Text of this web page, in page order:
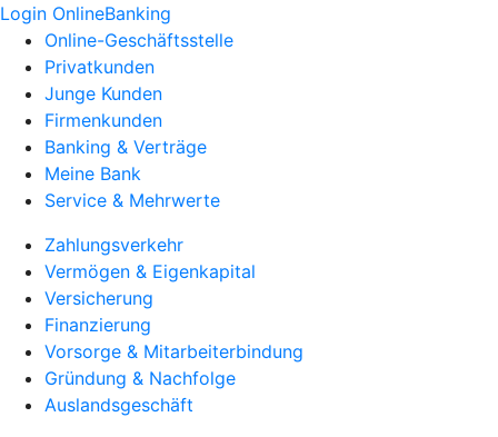
Login OnlineBanking
Online-Geschäftsstelle
Privatkunden
Junge Kunden
Firmenkunden
Banking & Verträge
Meine Bank
Service & Mehrwerte
Zahlungsverkehr
Vermögen & Eigenkapital
Versicherung
Finanzierung
Vorsorge & Mitarbeiterbindung
Gründung & Nachfolge
Auslandsgeschäft